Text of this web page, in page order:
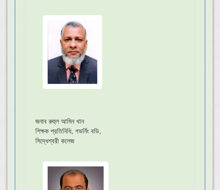
জনাব রুহুল আমিন খান
শিক্ষক প্রতিনিধি, গভর্নিং বডি,
সিদ্ধেশ্বরী কলেজ